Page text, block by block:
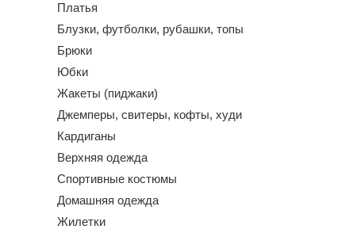
Платья
Блузки, футболки, рубашки, топы
Брюки
Юбки
Жакеты (пиджаки)
Джемперы, свитеры, кофты, худи
Кардиганы
Верхняя одежда
Спортивные костюмы
Домашняя одежда
Жилетки